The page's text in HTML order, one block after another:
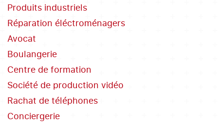
Produits industriels
Réparation éléctroménagers
Avocat
Boulangerie
Centre de formation
Société de production vidéo
Rachat de téléphones
Conciergerie